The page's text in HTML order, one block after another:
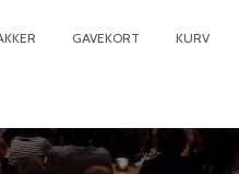
GAVEKORT KURV